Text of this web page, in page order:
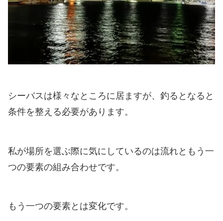
シーバスは様々なところに居ますが、釣るとなると
条件を整える必要があります。
私が場所を選ぶ際に気にしているのは流れともう一
つの要素の組み合わせです。
もう一つの要素とは変化です。